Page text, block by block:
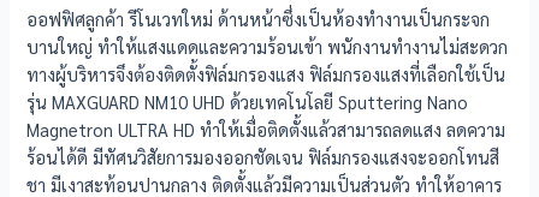
ออฟฟิศลูกค้า รีโนเวทใหม่ ด้านหน้าซึ่งเป็นห้องทำงานเป็นกระจก
บานใหญ่ ทำให้แสงแดดและความร้อนเข้า พนักงานทำงานไม่สะดวก
ทางผู้บริหารจึงต้องติดตั้งฟิล์มกรองแสง ฟิล์มกรองแสงที่เลือกใช้เป็น
รุ่น MAXGUARD NM10 UHD ด้วยเทคโนโลยี Sputtering Nano
Magnetron ULTRA HD ทำให้เมื่อติดตั้งแล้วสามารถลดแสง ลดความ
ร้อนได้ดี มีทัศนวิสัยการมองออกชัดเจน ฟิล์มกรองแสงจะออกโทนสี
ชา มีเงาสะท้อนปานกลาง ติดตั้งแล้วมีความเป็นส่วนตัว ทำให้อาคาร